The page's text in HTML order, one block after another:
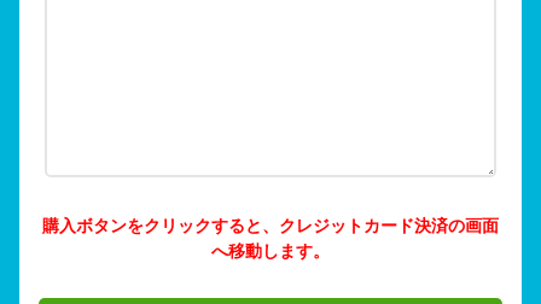
購入ボタンをクリックすると、クレジットカード決済の画面
へ移動します。